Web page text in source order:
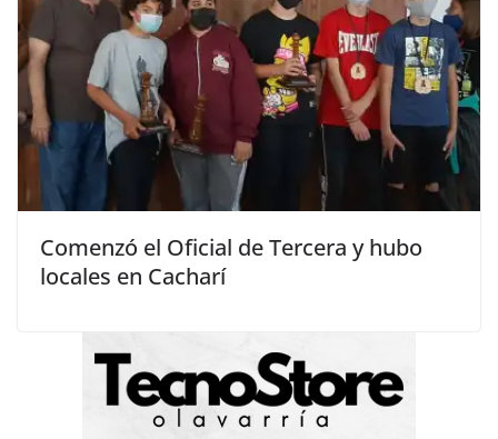
Comenzó el Oficial de Tercera y hubo
locales en Cacharí